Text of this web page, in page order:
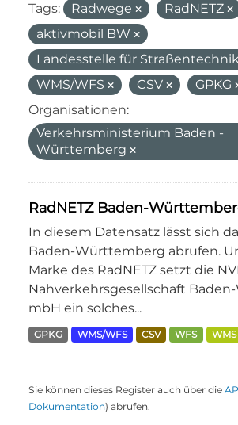
Tags: Radwege
RadNETZ
aktivmobil BW
Landesstelle für
WMS/WFS
CSV
GPKG
Organisationen:
Verkehrsministerium Baden -
Württemberg
RadNETZ Baden-
In diesem Datensatz lässt sich
Baden-Württemberg abrufen.
Marke des RadNETZ setzt die
Nahverkehrsgesellschaft
mbH ein solches...
GPKG WMS/WFS CSV WFS WMS
Sie können dieses Register auch über die
Dokumentation) abrufen.